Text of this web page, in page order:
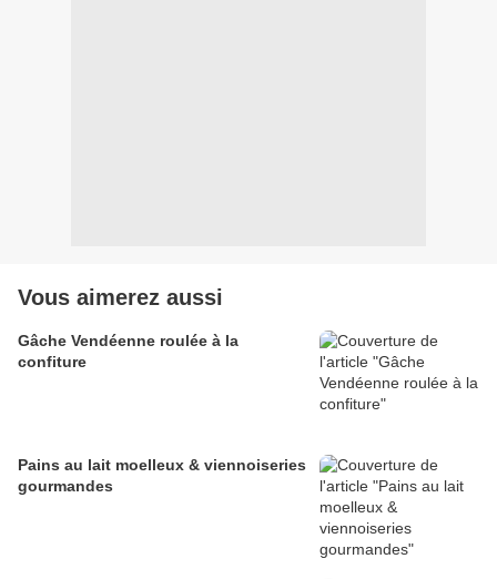
Vous aimerez aussi
Gâche Vendéenne roulée à la
confiture
Pains au lait moelleux & viennoiseries
gourmandes